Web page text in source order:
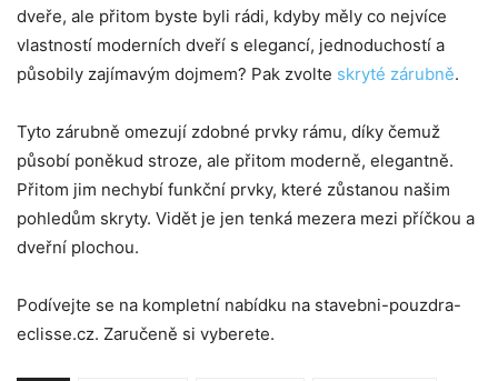
dveře, ale přitom byste byli rádi, kdyby měly co nejvíce
vlastností moderních dveří s elegancí, jednoduchostí a
působily zajímavým dojmem? Pak zvolte skryté zárubně.
Tyto zárubně omezují zdobné prvky rámu, díky čemuž
působí poněkud stroze, ale přitom moderně, elegantně.
Přitom jim nechybí funkční prvky, které zůstanou našim
pohledům skryty. Vidět je jen tenká mezera mezi příčkou a
dveřní plochou.
Podívejte se na kompletní nabídku na stavebni-pouzdra-
eclisse.cz. Zaručeně si vyberete.